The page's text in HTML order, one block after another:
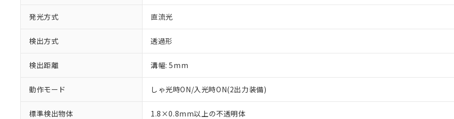
発光方式 直流光
検出方式 透過形
検出距離 溝幅: 5mm
動作モード しゃ光時ON/入光時ON(2出力装備)
標準検出物体 1.8×0.8mm以上の不透明体